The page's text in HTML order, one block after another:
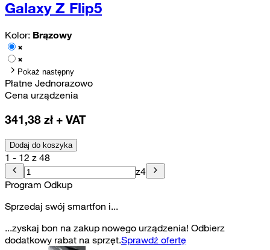
Galaxy Z Flip5
Kolor: Brązowy
Pokaż następny
Płatne Jednorazowo
Cena urządzenia
341,38 zł + VAT
Dodaj do koszyka
1 - 12 z 48
z4
Program Odkup
Sprzedaj swój smartfon i...
...zyskaj bon na zakup nowego urządzenia! Odbierz
dodatkowy rabat na sprzęt.Sprawdź ofertę